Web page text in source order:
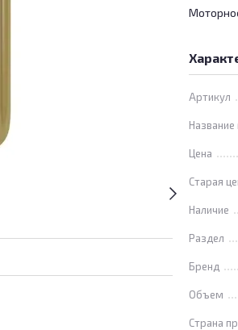
Артикул
Цена
Старая
Наличие
Раздел
Бренд
Объем
Страна